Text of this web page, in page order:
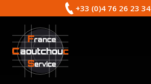
+33 (0)4 76 26 23 34